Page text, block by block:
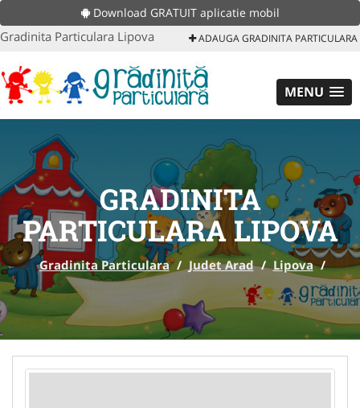
Download GRATUIT aplicatie mobil
Gradinita Particulara Lipova ADAUGA GRADINITA PARTICULARA
MENU
GRADINITA
PARTICULARA LIPOVA
Gradinita Particulara / Judet Arad / Lipova /